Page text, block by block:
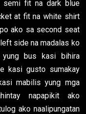
semi fit na dark blue
at fit na white shirt
ako sa second seat
side na madalas ko
bus kasi bihira
kasi gusto sumakay
mabilis yung mga
napapikit ako
ako naalipungatan